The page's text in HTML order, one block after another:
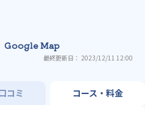
Google Map
最終更新日： 2023/12/11 12:00
コミ コース・料金